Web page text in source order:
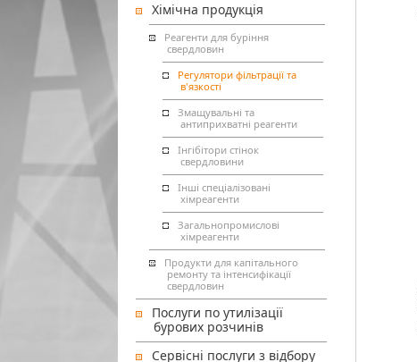
Хімічна продукція
Реагенти для буріння
свердловин
Регулятори фільтрації та
в'язкості
Змащувальні та
антиприхватні реагенти
Інгібітори стінок
свердловини
Інші спеціалізовані
хімреагенти
Загальнопромислові
хімреагенти
Продукти для капітального
ремонту та інтенсифікації
свердловин
Послуги по утилізації
бурових розчинів
Сервісні послуги з відбору